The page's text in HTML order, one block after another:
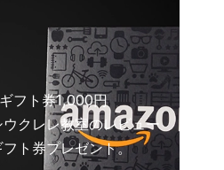
フト券1,000円
クレレ教室のレビュー
ト券プレゼント。